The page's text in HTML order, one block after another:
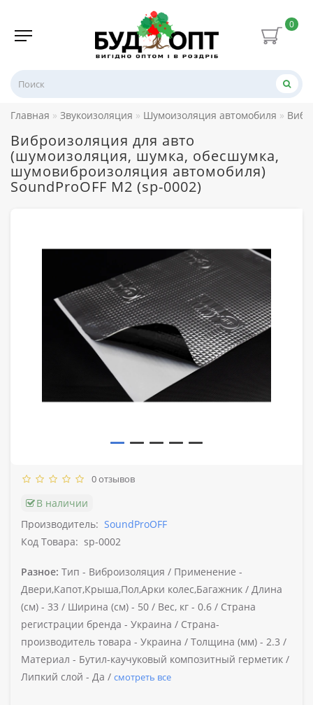
0
Главная Звукоизоляция Шумоизоляция автомобиля
Виброизоляция для авто
(шумоизоляция, шумка, обесшумка,
шумовиброизоляция автомобиля)
SoundProOFF M2 (sp-0002)
0 отзывов
В наличии
Производитель: SoundProOFF
Код Товара: sp-0002
Разное: Тип - Виброизоляция / Применение -
Двери,Капот,Крыша,Пол,Арки колес,Багажник / Длина
(см) - 33 / Ширина (см) - 50 / Вес, кг - 0.6 / Страна
регистрации бренда - Украина / Страна-
производитель товара - Украина / Толщина (мм) - 2.3 /
Материал - Бутил-каучуковый композитный герметик /
Липкий слой - Да / смотреть все